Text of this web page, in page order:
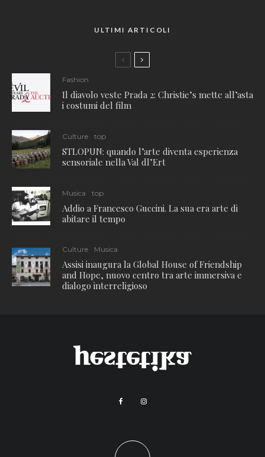
ULTIMI ARTICOLI
Fashion
Il diavolo veste Prada 2: Christie’s mette all’asta
i costumi del film
Culture top
STLOPUN: quando l’arte diventa esperienza
sensoriale nella Val dl’Ert
Musica top
Addio a Francesco Guccini. La sua era arte di
abitare il tempo
Culture Musica
Assisi inaugura la Global House of Friendship
and Hope, nuovo centro tra arte immersiva e
dialogo interreligioso